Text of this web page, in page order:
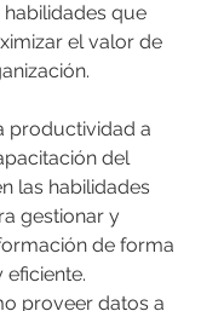
que
el valor de
productividad a
del
las habilidades
gestionar y
de forma
eficiente.
proveer datos a